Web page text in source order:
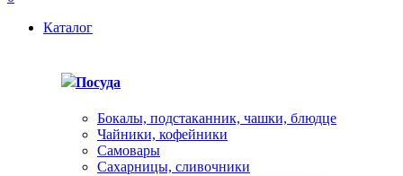
Каталог
Посуда
Бокалы, подстаканник, чашки, блюдце
Чайники, кофейники
Самовары
Сахарницы, сливочники